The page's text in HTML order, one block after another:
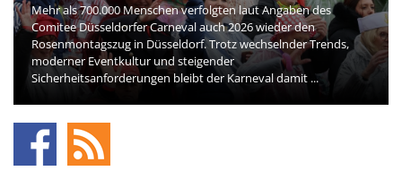
Mehr als 700.000 Menschen verfolgten laut Angaben des
Comitee Düsseldorfer Carneval auch 2026 wieder den
Rosenmontagszug in Düsseldorf. Trotz wechselnder Trends,
moderner Eventkultur und steigender
Sicherheitsanforderungen bleibt der Karneval damit ...